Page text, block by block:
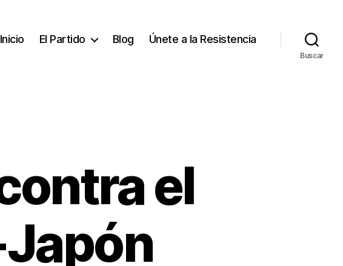
Inicio El Partido Blog Únete a la Resistencia
Buscar
el